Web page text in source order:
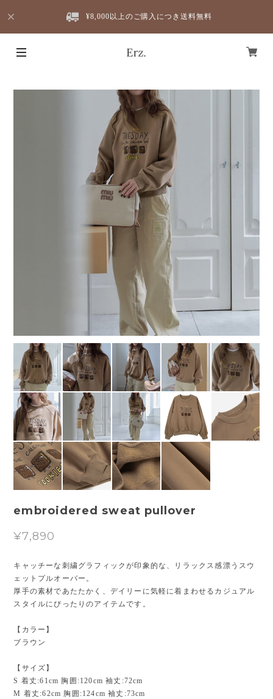
¥8,000以上のご購入につき送料無料
embroidered sweat pullover
¥7,890
キャッチーな刺繍グラフィックが印象的な、リラックス感漂うスウ
ェットプルオーバー。
厚手の素材であたたかく、デイリーに気軽に着まわせるカジュアル
スタイルにぴったりのアイテムです。
【カラー】
ブラウン
【サイズ】
S 着丈:61cm 胸囲:120cm 袖丈:72cm
M 着丈:62cm 胸囲:124cm 袖丈:73cm